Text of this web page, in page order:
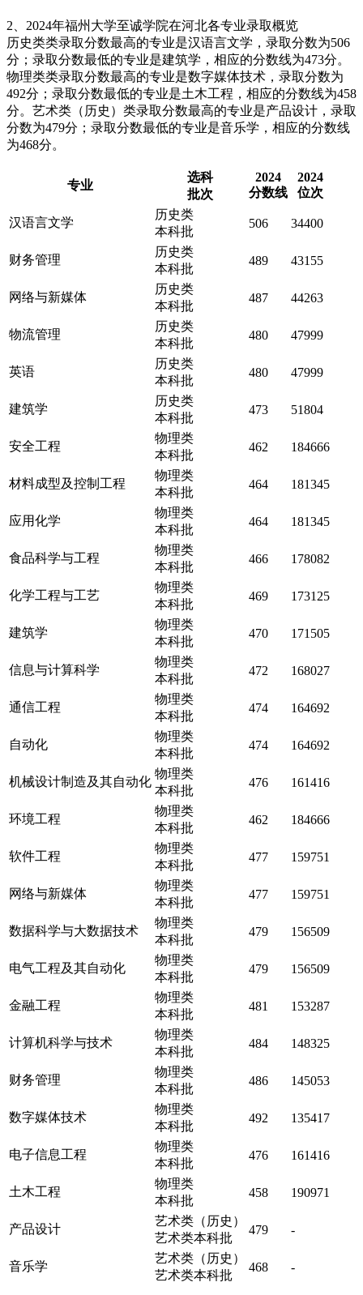
2、2024年福州大学至诚学院在河北各专业录取概览
历史类类录取分数最高的专业是汉语言文学，录取分数为506
分；录取分数最低的专业是建筑学，相应的分数线为473分。
物理类类录取分数最高的专业是数字媒体技术，录取分数为
492分；录取分数最低的专业是土木工程，相应的分数线为458
分。艺术类（历史）类录取分数最高的专业是产品设计，录取
分数为479分；录取分数最低的专业是音乐学，相应的分数线
为468分。
专业
选科
批次
2024
分数线
2024
位次
汉语言文学
历史类
本科批
506 34400
财务管理
历史类
本科批
489 43155
网络与新媒体
历史类
本科批
487 44263
物流管理
历史类
本科批
480 47999
英语
历史类
本科批
480 47999
建筑学
历史类
本科批
473 51804
安全工程
物理类
本科批
462 184666
材料成型及控制工程
物理类
本科批
464 181345
应用化学
物理类
本科批
464 181345
食品科学与工程
物理类
本科批
466 178082
化学工程与工艺
物理类
本科批
469 173125
建筑学
物理类
本科批
470 171505
信息与计算科学
物理类
本科批
472 168027
通信工程
物理类
本科批
474 164692
自动化
物理类
本科批
474 164692
机械设计制造及其自动化
物理类
本科批
476 161416
环境工程
物理类
本科批
462 184666
软件工程
物理类
本科批
477 159751
网络与新媒体
物理类
本科批
477 159751
数据科学与大数据技术
物理类
本科批
479 156509
电气工程及其自动化
物理类
本科批
479 156509
金融工程
物理类
本科批
481 153287
计算机科学与技术
物理类
本科批
484 148325
财务管理
物理类
本科批
486 145053
数字媒体技术
物理类
本科批
492 135417
电子信息工程
物理类
本科批
476 161416
土木工程
物理类
本科批
458 190971
产品设计
艺术类（历史）
艺术类本科批
479 -
音乐学
艺术类（历史）
艺术类本科批
468 -